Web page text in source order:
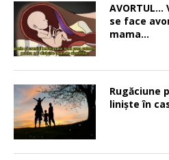
se face
mama…
Rugăciune
linişte în